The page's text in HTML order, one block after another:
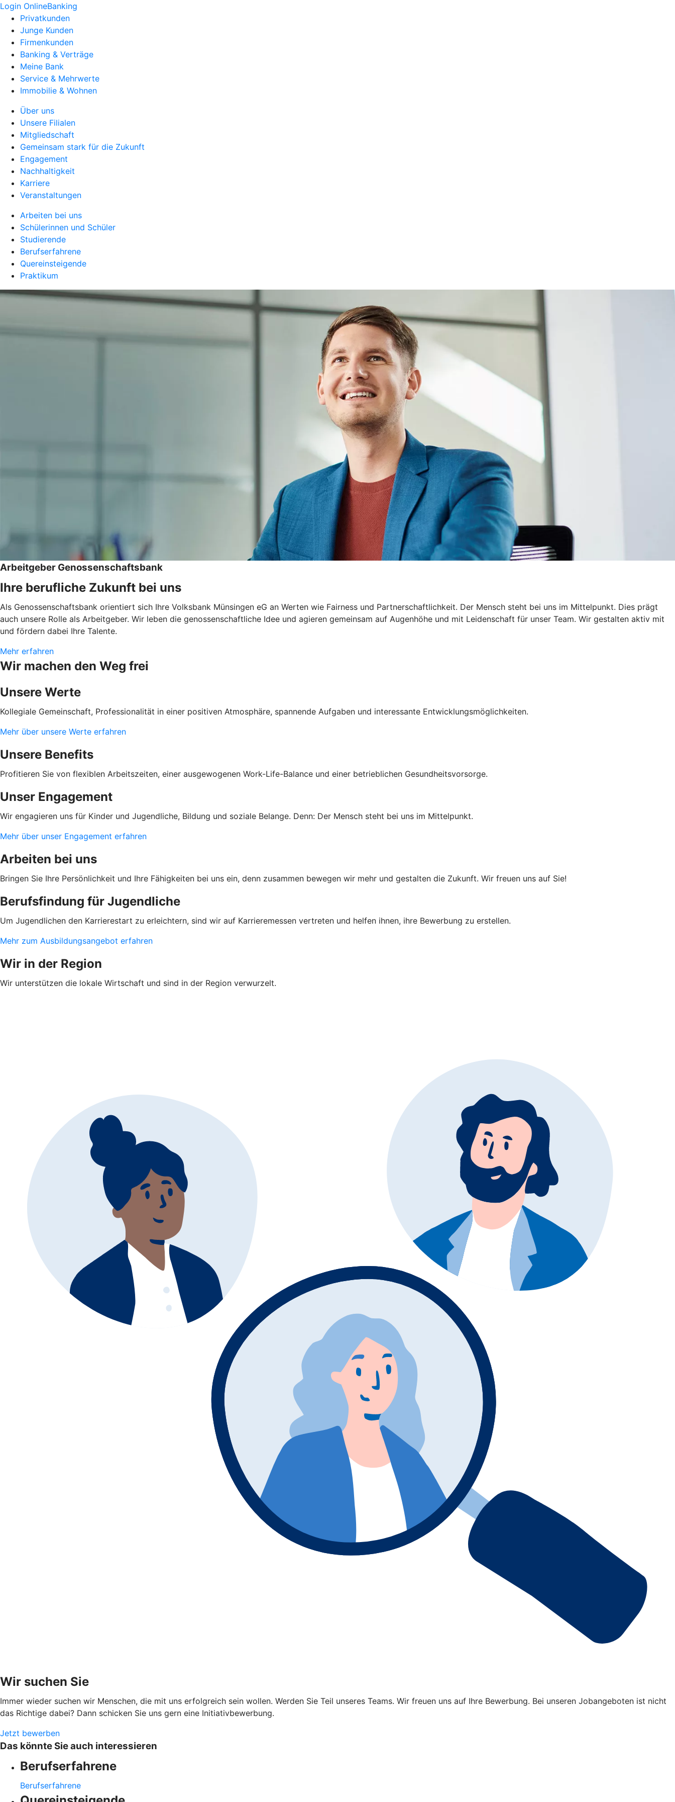
Login OnlineBanking
Privatkunden
Junge Kunden
Firmenkunden
Banking & Verträge
Meine Bank
Service & Mehrwerte
Immobilie & Wohnen
Über uns
Unsere Filialen
Mitgliedschaft
Gemeinsam stark für die Zukunft
Engagement
Nachhaltigkeit
Karriere
Veranstaltungen
Arbeiten bei uns
Schülerinnen und Schüler
Studierende
Berufserfahrene
Quereinsteigende
Praktikum
Arbeitgeber Genossenschaftsbank
Ihre berufliche Zukunft bei uns
Als Genossenschaftsbank orientiert sich Ihre Volksbank Münsingen eG an Werten wie Fairness und Partnerschaftlichkeit. Der Mensch steht bei uns im Mittelpunkt. Dies prägt
auch unsere Rolle als Arbeitgeber. Wir leben die genossenschaftliche Idee und agieren gemeinsam auf Augenhöhe und mit Leidenschaft für unser Team. Wir gestalten aktiv mit
und fördern dabei Ihre Talente.
Mehr erfahren
Wir machen den Weg frei
Unsere Werte
Kollegiale Gemeinschaft, Professionalität in einer positiven Atmosphäre, spannende Aufgaben und interessante Entwicklungsmöglichkeiten.
Mehr über unsere Werte erfahren
Unsere Benefits
Profitieren Sie von flexiblen Arbeitszeiten, einer ausgewogenen Work-Life-Balance und einer betrieblichen Gesundheitsvorsorge.
Unser Engagement
Wir engagieren uns für Kinder und Jugendliche, Bildung und soziale Belange. Denn: Der Mensch steht bei uns im Mittelpunkt.
Mehr über unser Engagement erfahren
Arbeiten bei uns
Bringen Sie Ihre Persönlichkeit und Ihre Fähigkeiten bei uns ein, denn zusammen bewegen wir mehr und gestalten die Zukunft. Wir freuen uns auf Sie!
Berufsfindung für Jugendliche
Um Jugendlichen den Karrierestart zu erleichtern, sind wir auf Karrieremessen vertreten und helfen ihnen, ihre Bewerbung zu erstellen.
Mehr zum Ausbildungsangebot erfahren
Wir in der Region
Wir unterstützen die lokale Wirtschaft und sind in der Region verwurzelt.
Wir suchen Sie
Immer wieder suchen wir Menschen, die mit uns erfolgreich sein wollen. Werden Sie Teil unseres Teams. Wir freuen uns auf Ihre Bewerbung. Bei unseren Jobangeboten ist nicht
das Richtige dabei? Dann schicken Sie uns gern eine Initiativbewerbung.
Jetzt bewerben
Das könnte Sie auch interessieren
Berufserfahrene
Berufserfahrene